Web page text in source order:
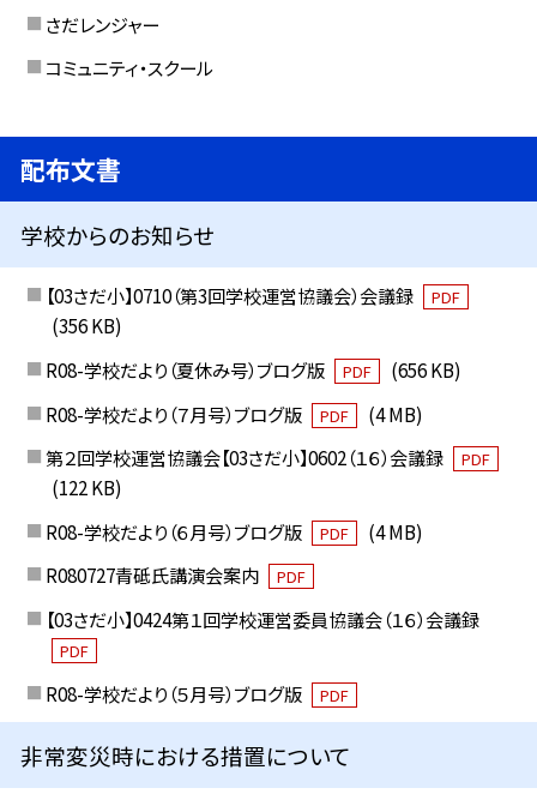
さだレンジャー
コミュニティ・スクール
配布文書
学校からのお知らせ
【03さだ小】0710（第3回学校運営協議会）会議録 PDF
(356 KB)
R08-学校だより（夏休み号）ブログ版
PDF
(656 KB)
R08-学校だより（７月号）ブログ版
PDF
(4 MB)
第２回学校運営協議会【03さだ小】0602（１６）会議録
PDF
(122 KB)
R08-学校だより（６月号）ブログ版
PDF
(4 MB)
R080727青砥氏講演会案内
PDF
【03さだ小】0424第１回学校運営委員協議会（１６）会議録
PDF
R08-学校だより（５月号）ブログ版 PDF
非常変災時における措置について